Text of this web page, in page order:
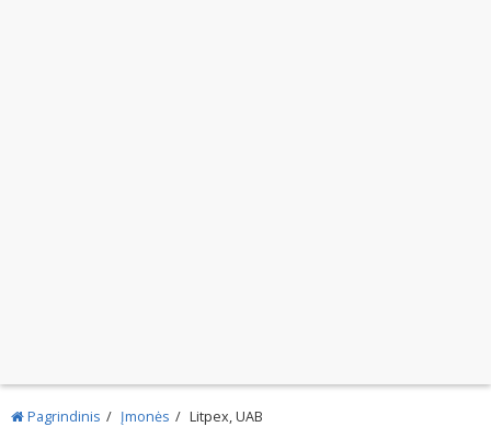
Pagrindinis Įmonės Litpex, UAB